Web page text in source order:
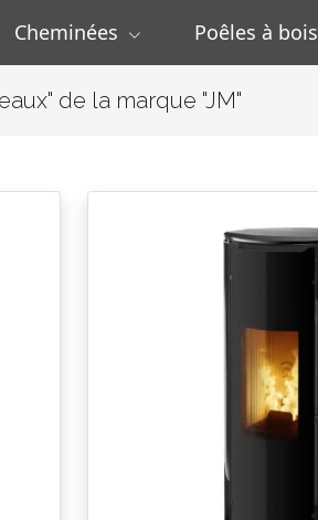
Cheminées Poêles à bois
de la marque "JM"